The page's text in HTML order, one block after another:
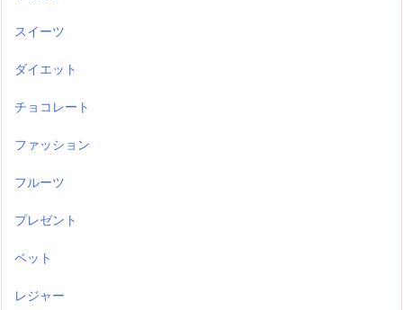
スイーツ
ダイエット
チョコレート
ファッション
フルーツ
プレゼント
ペット
レジャー